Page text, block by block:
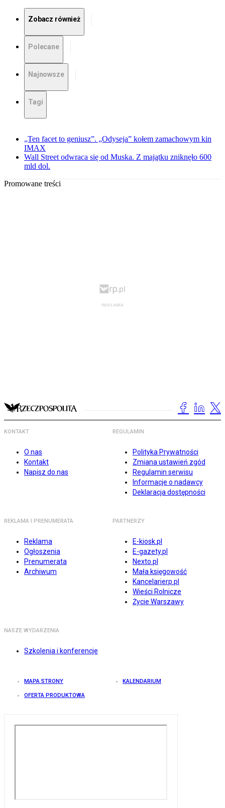
Zobacz również
Polecane
Najnowsze
Tagi
„Ten facet to geniusz”. „Odyseja” kołem zamachowym kin
IMAX
Wall Street odwraca się od Muska. Z majątku zniknęło 600
mld dol.
Promowane treści
KONTAKT
O nas
Kontakt
Napisz do nas
REGULAMIN
Polityka Prywatności
Zmiana ustawień zgód
Regulamin serwisu
Informacje o nadawcy
Deklaracja dostępności
REKLAMA I PRENUMERATA
Reklama
Ogłoszenia
Prenumerata
Archiwum
PARTNERZY
E-kiosk.pl
E-gazety.pl
Nexto.pl
Mała księgowość
Kancelarierp.pl
Wieści Rolnicze
Życie Warszawy
NASZE WYDARZENIA
Szkolenia i konferencje
MAPA STRONY KALENDARIUM
OFERTA PRODUKTOWA